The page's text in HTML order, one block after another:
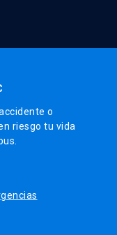
o
riesgo tu vida